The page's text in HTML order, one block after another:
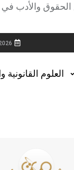
والأدب في
العلوم القانونية